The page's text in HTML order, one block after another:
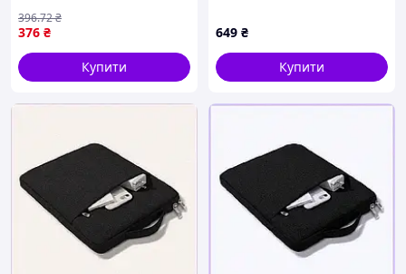
376 ₴
396.72₴
Купити
25)
649 ₴
Купити